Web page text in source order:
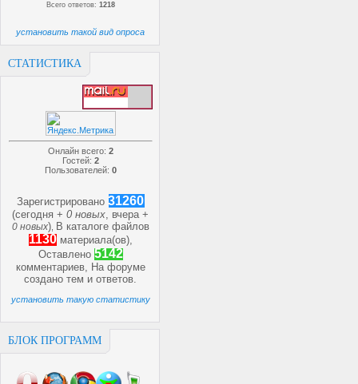
Всего ответов: 1218
установить такой вид опроса
СТАТИСТИКА
Онлайн всего: 2
Гостей: 2
Пользователей: 0
Зарегистрировано 31260
(сегодня +0 новых, вчера +
0 новых) В каталоге файлов
1130 материала(ов),
Оставлено 5142
комментариев, На форуме
созданотем иответов.
установить такую статистику
БЛОК ПРОГРАММ